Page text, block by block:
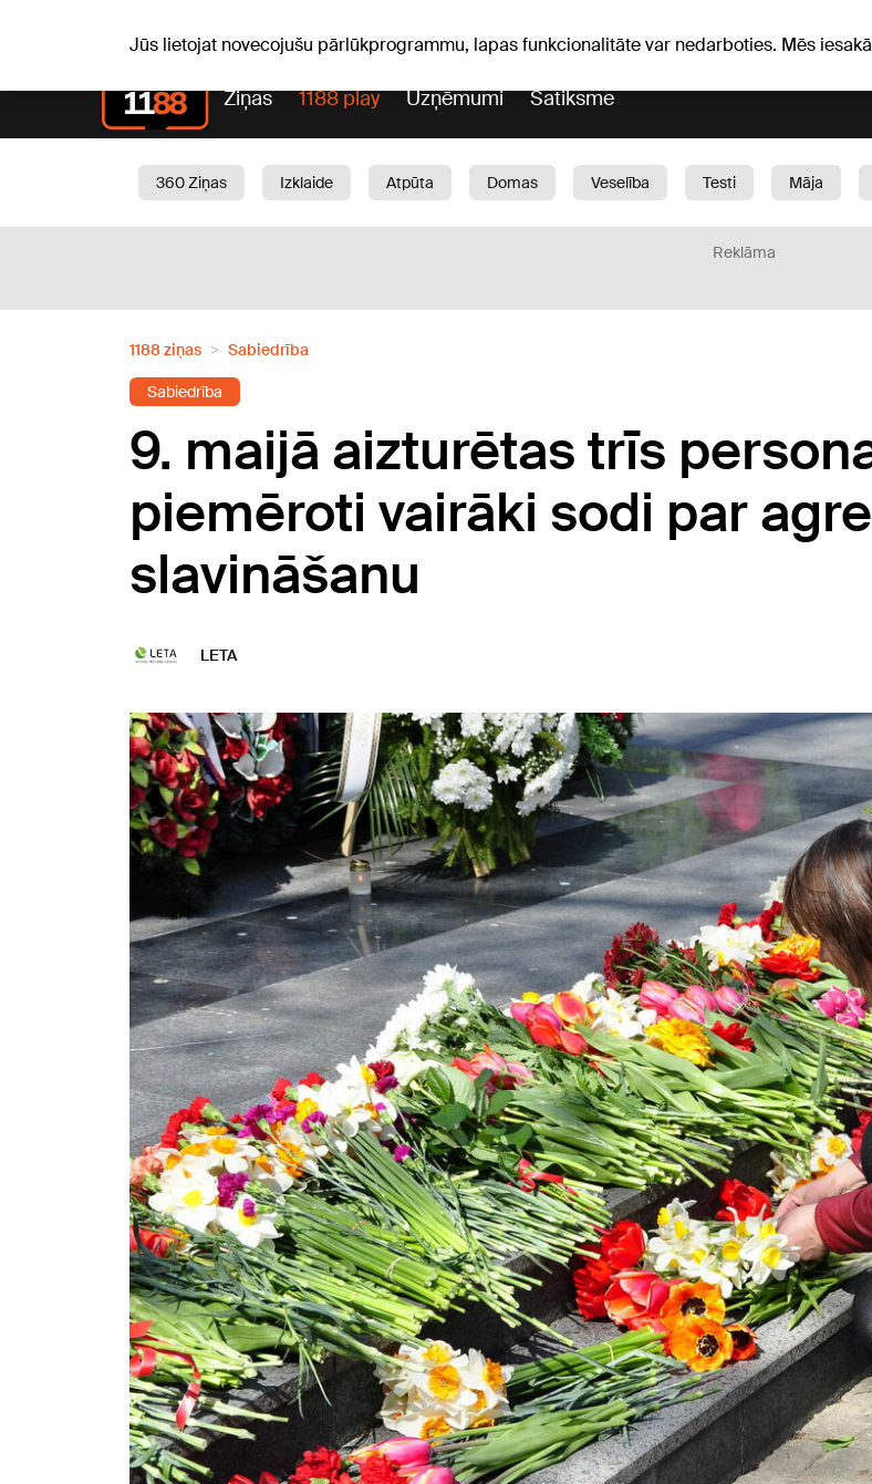
Jūs lietojat novecojušu pārlūkprogrammu, lapas funkcionalitāte var nedarboties. Mēs
Ziņas 1188 play Uzņēmumi Satiksme
360 Ziņas Izklaide Atpūta Domas Veselība Testi Māja
Reklāma
1188 ziņas Sabiedrība
Sabiedrība
9. maijā aizturētas trīs
piemēroti vairāki sodi par
slavināšanu
LETA